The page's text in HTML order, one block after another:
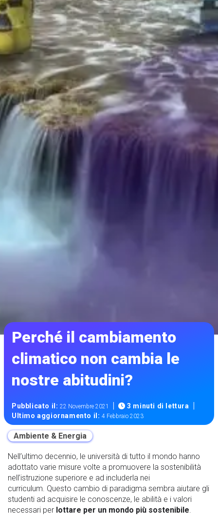
Perché il cambiamento
climatico non cambia le
nostre abitudini?
Pubblicato il:22 Novembre 2021 | 3 minuti di lettura |
Ultimo aggiornamento il:4 Febbraio 2023
Ambiente & Energia
Nell’ultimo decennio, le università di tutto il mondo hanno
adottato varie misure volte a promuovere la sostenibilità
nell’istruzione superiore e ad includerla nei
curriculum. Questo cambio di paradigma sembra aiutare gli
studenti ad acquisire le conoscenze, le abilità e i valori
necessari per lottare per un mondo più sostenibile.